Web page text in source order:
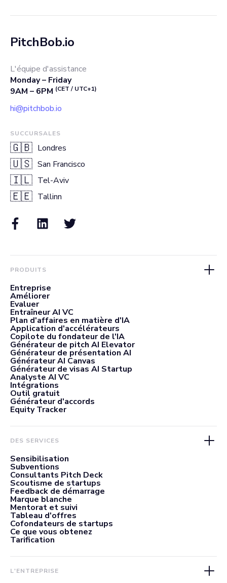
PitchBob.io
L'équipe d'assistance
Monday – Friday
9AM – 6PM (CET / UTC+1)
hi@pitchbob.io
SUCCURSALES
🇬🇧 Londres
🇺🇸 San Francisco
🇮🇱 Tel-Aviv
🇪🇪 Tallinn
PRODUITS
Entreprise
Améliorer
Evaluer
Entraîneur AI VC
Plan d'affaires en matière d'IA
Application d'accélérateurs
Copilote du fondateur de l'IA
Générateur de pitch AI Elevator
Générateur de présentation AI
Générateur AI Canvas
Générateur de visas AI Startup
Analyste AI VC
Intégrations
Outil gratuit
Générateur d'accords
Equity Tracker
DES SERVICES
Sensibilisation
Subventions
Consultants Pitch Deck
Scoutisme de startups
Feedback de démarrage
Marque blanche
Mentorat et suivi
Tableau d'offres
Cofondateurs de startups
Ce que vous obtenez
Tarification
L'ENTREPRISE